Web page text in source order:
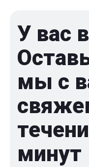
У вас
мы с
минут